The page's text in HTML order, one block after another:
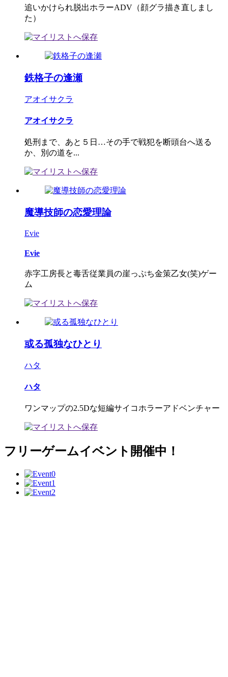
追いかけられ脱出ホラーADV（顔グラ描き直しまし
た）
鉄格子の逢瀬
アオイサクラ
アオイサクラ
処刑まで、あと５日…その手で戦犯を断頭台へ送る
か、別の道を...
魔導技師の恋愛理論
Evie
Evie
赤字工房長と毒舌従業員の崖っぷち金策乙女(笑)ゲー
ム
或る孤独なひとり
ハタ
ハタ
ワンマップの2.5Dな短編サイコホラーアドベンチャー
フリーゲームイベント開催中！